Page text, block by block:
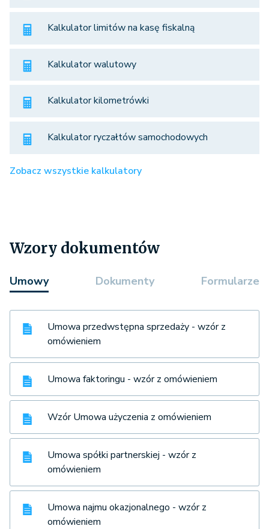
Kalkulator limitów na kasę fiskalną
Kalkulator walutowy
Kalkulator kilometrówki
Kalkulator ryczałtów samochodowych
Zobacz wszystkie kalkulatory
Wzory dokumentów
Umowy Dokumenty Formularze
Umowa przedwstępna sprzedaży - wzór z
omówieniem
Umowa faktoringu - wzór z omówieniem
Wzór Umowa użyczenia z omówieniem
Umowa spółki partnerskiej - wzór z
omówieniem
Umowa najmu okazjonalnego - wzór z
omówieniem